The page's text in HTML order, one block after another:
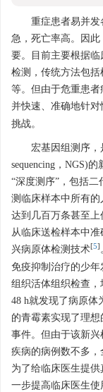
重症患者易并
急，死亡率高。因
要。目前主要根据
检测，传统方法包
等。但由于危重患者
并快速、准确地针
挑战。
宏基因组测序，
sequencing，NGS)
“深度测序”，包括
测临床样本中所有
达到几百万条甚至
从临床送检样本中
兴病原体检测技术[5]
免疫抑制治疗的少
组织活体组织检查
48 h就发现了病原体
的青霉素实现了理
事件。但由于该新
疾病的病例数不多，
为了给临床医生提
一步提高临床医生